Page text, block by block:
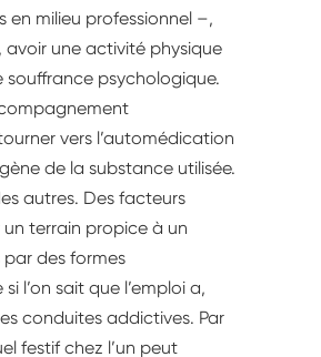
en milieu professionnel –,
avoir une activité physique
souffrance psychologique.
vers l’automédication
de la substance utilisée.
autres. Des facteurs
terrain propice à un
des formes
l’on sait que l’emploi a,
conduites addictives. Par
festif chez l’un peut